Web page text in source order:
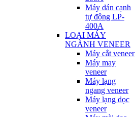
Máy dán cạnh
tự động LP-
400A
LOẠI MÁY
NGÀNH VENEER
Máy cắt veneer
Máy may
veneer
Máy lạng
ngang veneer
Máy lạng dọc
veneer